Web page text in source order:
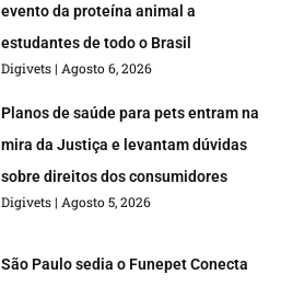
evento da proteína animal a
estudantes de todo o Brasil
Digivets Agosto 6, 2026
Planos de saúde para pets entram na
mira da Justiça e levantam dúvidas
sobre direitos dos consumidores
Digivets Agosto 5, 2026
São Paulo sedia o Funepet Conecta